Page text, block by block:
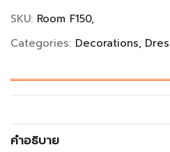
SKU: Room F150,
Categories: Decorations
คำอธิบาย